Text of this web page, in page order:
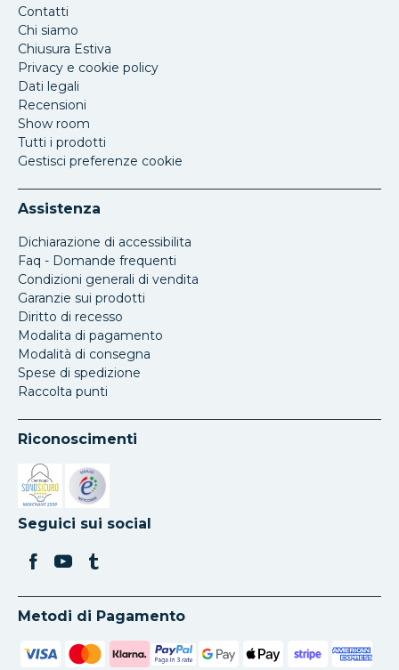
Contatti
Chi siamo
Chiusura Estiva
Privacy e cookie policy
Dati legali
Recensioni
Show room
Tutti i prodotti
Gestisci preferenze cookie
Assistenza
Dichiarazione di accessibilita
Faq - Domande frequenti
Condizioni generali di vendita
Garanzie sui prodotti
Diritto di recesso
Modalita di pagamento
Modalità di consegna
Spese di spedizione
Raccolta punti
Riconoscimenti
Si apre in una nuova scheda
Si apre in una nuova scheda
Seguici sui social
Metodi di Pagamento